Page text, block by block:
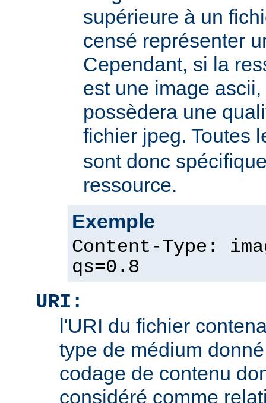
supérieure à un
censé représenter
Cependant, si la
est une image
possèdera une
fichier jpeg. Toutes
sont donc
ressource.
Exemple
Content-Type:
qs=0.8
URI:
l'URI du fichier
type de médium
codage de contenu
considéré comme